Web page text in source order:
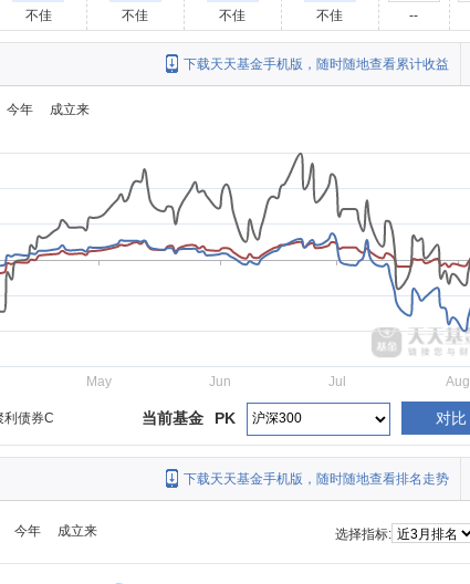
不佳 不佳 不佳 不佳 --
下载天天基金手机版，随时随地查看累计收益
今年 成立来
May Jun Jul Aug
利债券C 对比
PK
当前基金
下载天天基金手机版，随时随地查看排名走势
今年 成立来
选择指标: